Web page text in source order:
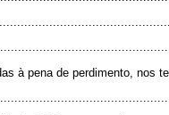
à pena de perdimento, nos